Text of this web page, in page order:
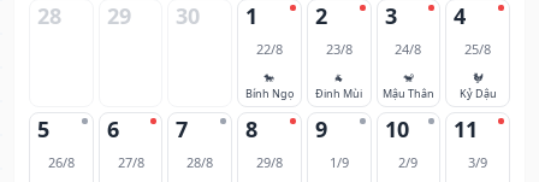
28 29 30 1
22/8
🐎
Bính Ngọ
2
23/8
🐐
Đinh Mùi
3
24/8
🐒
Mậu Thân
4
25/8
🐓
Kỷ Dậu
5
26/8
6
27/8
7
28/8
8
29/8
9
1/9
10
2/9
11
3/9